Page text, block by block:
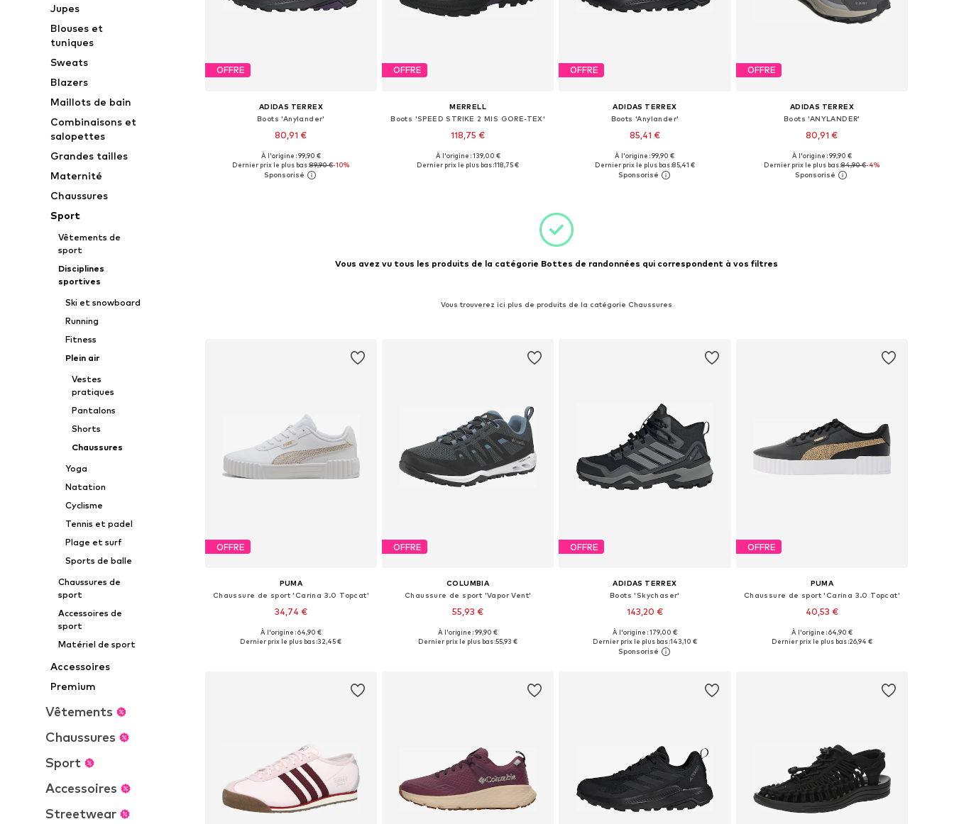
Jupes
Blouses et
tuniques
Sweats
Blazers
Maillots de bain
Combinaisons et
salopettes
Grandes tailles
Maternité
Chaussures
Sport
Vêtements de
sport
Disciplines
sportives
Ski et snowboard
Running
Fitness
Plein air
Vestes
pratiques
Pantalons
Shorts
Chaussures
Yoga
Natation
Cyclisme
Tennis et padel
Plage et surf
Sports de balle
Chaussures de
sport
Accessoires de
sport
Matériel de sport
Accessoires
Premium
Vêtements
Chaussures
Sport
Accessoires
Streetwear
OFFRE
ADIDAS TERREX
Boots 'Anylander'
80,91 €
Disponible en plusieurs tailles
Ajouter au panier
À l'origine : 99,90 €
Dernier prix le plus bas :89,90 €-10%
OFFRE
MERRELL
Boots 'SPEED STRIKE 2 MIS GORE-TEX'
118,75 €
Tailles disponibles: 37, 38, 39, 40, 40,5, 41
À l'origine : 139,00 €
Dernier prix le plus bas :118,75 €
OFFRE
ADIDAS TERREX
Boots 'Anylander'
85,41 €
Disponible en plusieurs tailles
Ajouter au panier
À l'origine : 99,90 €
Dernier prix le plus bas :85,41 €
OFFRE
ADIDAS TERREX
Boots 'ANYLANDER'
80,91 €
Disponible en plusieurs tailles
Ajouter au panier
À l'origine : 99,90 €
Dernier prix le plus bas :84,90 €-4%
Vous avez vu tous les produits de la catégorie Bottes de randonnées qui correspondent à vos filtres
Vous trouverez ici plus de produits de la catégorie Chaussures
OFFRE
PUMA
Chaussure de sport 'Carina 3.0 Topcat'
34,74 €
Disponible en plusieurs tailles
À l'origine : 64,90 €
Dernier prix le plus bas :32,45 €
OFFRE
COLUMBIA
Chaussure de sport 'Vapor Vent'
55,93 €
À l'origine : 99,90 €
Dernier prix le plus bas :55,93 €
OFFRE
ADIDAS TERREX
Boots 'Skychaser'
143,20 €
Disponible en plusieurs tailles
Ajouter au panier
À l'origine : 179,00 €
Dernier prix le plus bas :143,10 €
OFFRE
PUMA
Chaussure de sport 'Carina 3.0 Topcat'
40,53 €
Disponible en plusieurs tailles
À l'origine : 64,90 €
Dernier prix le plus bas :26,94 €